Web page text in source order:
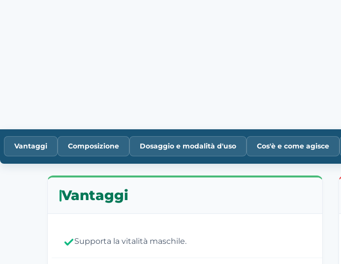
Vantaggi Composizione Dosaggio e modalità d'uso Cos'è e come agisce
Vantaggi
Supporta la vitalità maschile.